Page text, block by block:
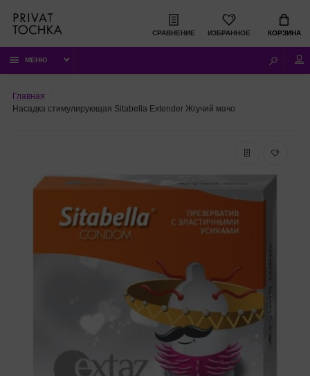
СРАВНЕНИЕ ИЗБРАННОЕ КОРЗИНА
МЕНЮ
Главная
Насадка стимулирующая Sitabella Extender Жгучий мачо